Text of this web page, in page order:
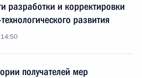
разработки и корректировки
развития
получателей мер